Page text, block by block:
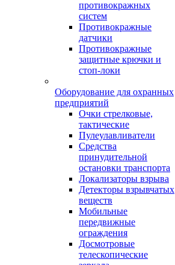
противокражных
систем
Противокражные
датчики
Противокражные
защитные крючки и
стоп-локи
Оборудование для охранных
предприятий
Очки стрелковые,
тактические
Пулеулавливатели
Средства
принудительной
остановки транспорта
Локализаторы взрыва
Детекторы взрывчатых
веществ
Мобильные
передвижные
ограждения
Досмотровые
телескопические